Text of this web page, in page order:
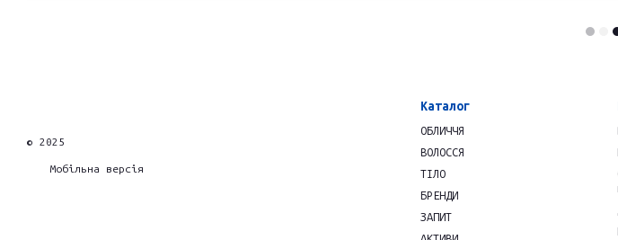
© 2025
Мобільна версія
Каталог
ОБЛИЧЧЯ
ВОЛОССЯ
ТІЛО
БРЕНДИ
ЗАПИТ